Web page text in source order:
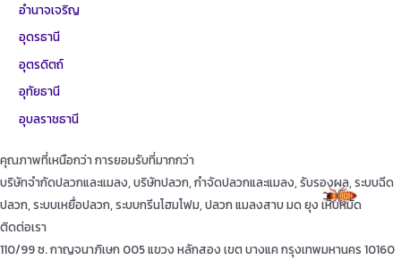
อำนาจเจริญ
อุดรธานี
อุตรดิตถ์
อุทัยธานี
อุบลราชธานี
คุณภาพที่เหนือกว่า การยอมรับที่มากกว่า
บริษัทจำกัดปลวกและแมลง, บริษัทปลวก, กำจัดปลวกและแมลง, รับรองผล, ระบบฉีด
ปลวก, ระบบเหยื่อปลวก, ระบบกรีนโฮมโฟม, ปลวก แมลงสาบ มด ยุง เห็บหมัด
ติดต่อเรา
110/99 ซ. กาญจนาภิเษก 005 แขวง หลักสอง เขต บางแค กรุงเทพมหานคร 10160